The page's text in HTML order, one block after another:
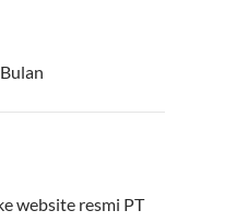
Bulan
website resmi PT